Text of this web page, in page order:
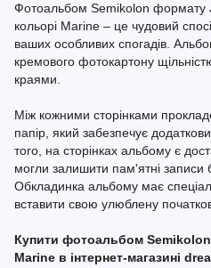
Фотоальбом Semikolon формату
кольорі Marine – це чудовий
ваших особливих спогадів.
кремового фотокартону
краями.
Між кожними сторінками
папір, який забезпечує
того, на сторінках альбому є
могли залишити пам'ятні записи
Обкладинка альбому має
вставити свою улюблену
Купити фотоальбом
Marine в інтернет-магазині